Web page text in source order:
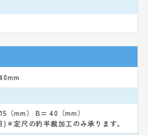
（mm） B= 40（mm）
＊定尺の約半裁加工のみ承ります。